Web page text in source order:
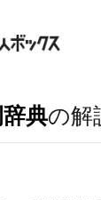
典の解